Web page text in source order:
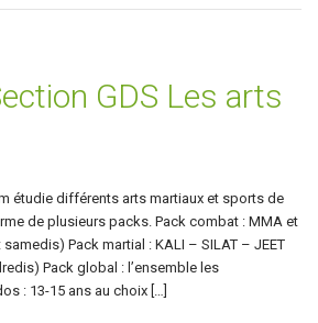
GDS Les arts
étudie différents arts martiaux et sports de
de plusieurs packs. Pack combat : MMA et
Pack martial : KALI – SILAT – JEET
Pack global : l’ensemble les
: 13-15 ans au choix […]